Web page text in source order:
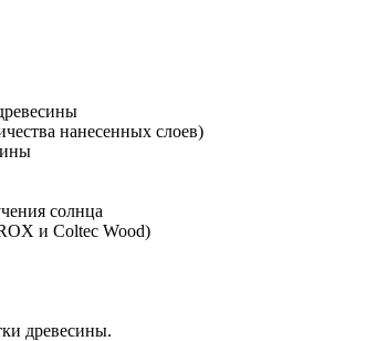
нанесенных слоев)
солнца
и Coltec Wood)
древесины.